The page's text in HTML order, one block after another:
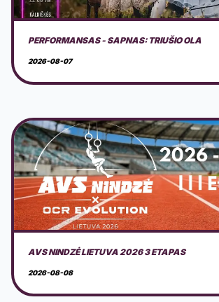
AVS NINDZĖ LIETUVA 2026 3 ETAPAS
2026-08-08
DOVILŲ KURORTO ŠVENTĖ 2026 + PROGRAMA
2026-08-08